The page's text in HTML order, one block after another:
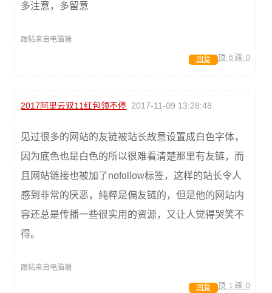
多注意，多留意
跟帖来自电脑端
顶: 6 踩: 0
回复
2017阿里云双11红包领不停 2017-11-09 13:28:48
见过很多的网站的友链被站长故意设置成白色字体，
因为底色也是白色的所以很难看清楚那里有友链，而
且网站链接也被加了nofollow标签，这样的站长令人
感到非常的厌恶，纯粹是偏友链的，但是他的网站内
容还总是传播一些很实用的资源，又让人觉得哭笑不
得。
跟帖来自电脑端
顶: 1 踩: 0
回复